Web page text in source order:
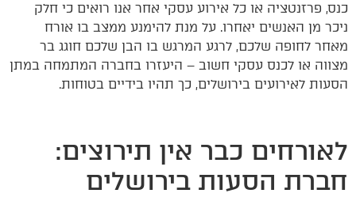
כנס, פרזנטציה או כל אירוע עסקי אחר אנו רואים כי חלק
ניכר מן האנשים יאחרו. על מנת להימנע ממצב בו אורח
מאחר לחופה שלכם, לרגע המרגש בו הבן שלכם חוגג בר
מצווה או לכנס עסקי חשוב – היעזרו בחברה המתמחה במתן
הסעות לאירועים בירושלים, כך תהיו בידיים בטוחות.
לאורחים כבר אין תירוצים:
חברת הסעות בירושלים